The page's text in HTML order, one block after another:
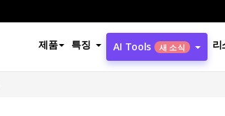
제품 특징 AI Tools 새 소식 리